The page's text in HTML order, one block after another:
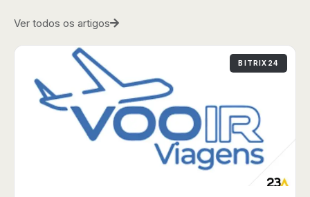
Ver todos os artigos
BITRIX24